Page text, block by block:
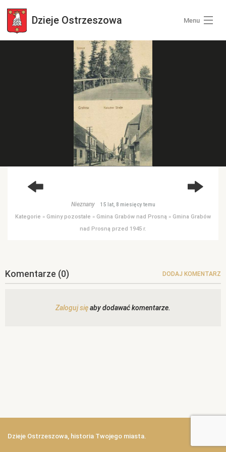
Dzieje Ostrzeszowa Menu
Nieznany 15 lat, 8 miesięcy temu
Kategorie » Gminy pozostałe » Gmina Grabów nad Prosną » Gmina Grabów
nad Prosną przed 1945 r.
Komentarze (0) DODAJ KOMENTARZ
Zaloguj sięaby dodawać komentarze.
Dzieje Ostrzeszowa, historia Twojego miasta.